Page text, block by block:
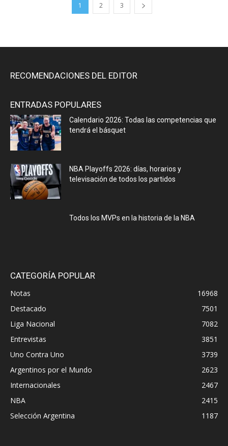
1 2 3
RECOMENDACIONES DEL EDITOR
ENTRADAS POPULARES
Calendario 2026: Todas las competencias que
tendrá el básquet
NBA Playoffs 2026: días, horarios y
televisación de todos los partidos
Todos los MVPs en la historia de la NBA
CATEGORÍA POPULAR
Notas
16968
Destacado
7501
Liga Nacional
7082
Entrevistas
3851
Uno Contra Uno
3739
Argentinos por el Mundo
2623
Internacionales
2467
NBA
2415
Selección Argentina
1187